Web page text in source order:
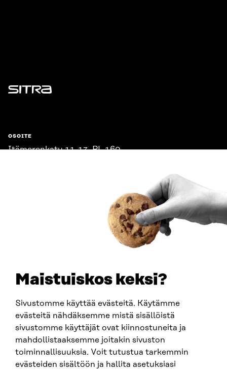
Maistuiskos keksi?
Sivustomme käyttää evästeitä. Käytämme
evästeitä nähdäksemme mistä sisällöistä
sivustomme käyttäjät ovat kiinnostuneita ja
mahdollistaaksemme joitakin sivuston
toiminnallisuuksia. Voit tutustua tarkemmin
evästeiden sisältöön ja hallita asetuksiasi
Sitra
OSOITE
Itämerenkatu 11-13, PL 160,
SITRA SOSIAALISESSA MEDIASSA
LinkedIn
Instagram
YouTube